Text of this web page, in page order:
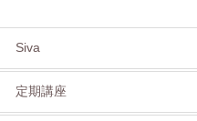
Siva
定期講座